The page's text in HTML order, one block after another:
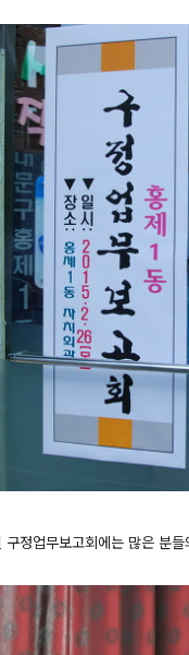
정업무보고회에는 많은 분